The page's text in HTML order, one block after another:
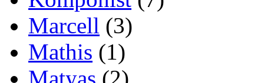
Marcell (3)
Mathis (1)